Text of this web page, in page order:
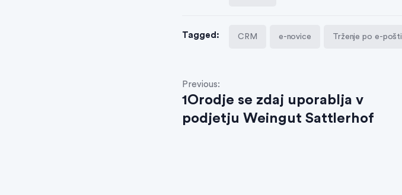
Tagged: CRM e-novice Trženje po e-pošti
Previous:
1Orodje se zdaj uporablja v
podjetju Weingut Sattlerhof